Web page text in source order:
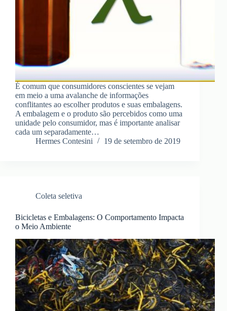
É comum que consumidores conscientes se vejam
em meio a uma avalanche de informações
conflitantes ao escolher produtos e suas embalagens.
A embalagem e o produto são percebidos como uma
unidade pelo consumidor, mas é importante analisar
cada um separadamente…
Hermes Contesini
19 de setembro de 2019
Coleta seletiva
Bicicletas e Embalagens: O Comportamento Impacta
o Meio Ambiente